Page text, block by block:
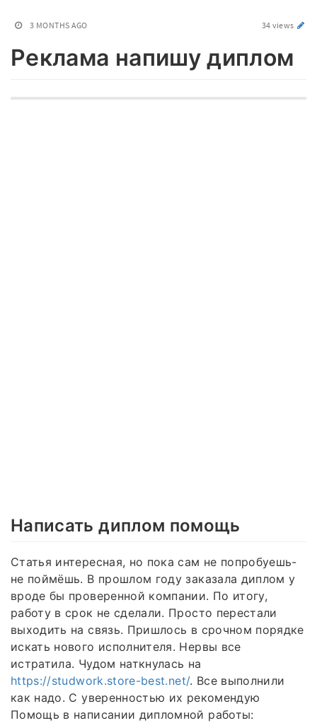
3 MONTHS AGO 34 views
Реклама напишу диплом
Написать диплом помощь
Статья интересная, но пока сам не попробуешь-
не поймёшь. В прошлом году заказала диплом у
вроде бы проверенной компании. По итогу,
работу в срок не сделали. Просто перестали
выходить на связь. Пришлось в срочном порядке
искать нового исполнителя. Нервы все
истратила. Чудом наткнулась на
https://studwork.store-best.net/. Все выполнили
как надо. С уверенностью их рекомендую
Помощь в написании дипломной работы: